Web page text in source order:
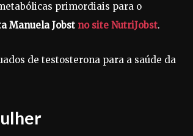
primordiais para o
Manuela Jobst no site NutriJobst.
de testosterona para a saúde da